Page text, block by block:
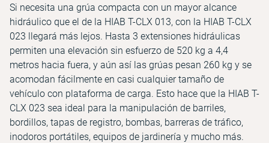
Si necesita una grúa compacta con un mayor alcance
hidráulico que el de la HIAB T-CLX 013, con la HIAB T-CLX
023 llegará más lejos. Hasta 3 extensiones hidráulicas
permiten una elevación sin esfuerzo de 520 kg a 4,4
metros hacia fuera, y aún así las grúas pesan 260 kg y se
acomodan fácilmente en casi cualquier tamaño de
vehículo con plataforma de carga. Esto hace que la HIAB T-
CLX 023 sea ideal para la manipulación de barriles,
bordillos, tapas de registro, bombas, barreras de tráfico,
inodoros portátiles, equipos de jardinería y mucho más.